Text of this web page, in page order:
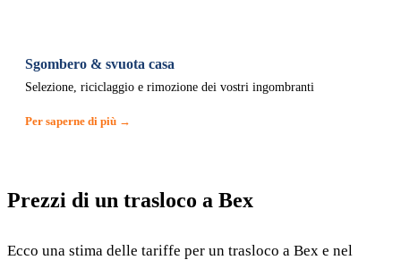
Sgombero & svuota casa
Selezione, riciclaggio e rimozione dei vostri ingombranti
Per saperne di più →
Prezzi di un trasloco a Bex
Ecco una stima delle tariffe per un trasloco a Bex e nel